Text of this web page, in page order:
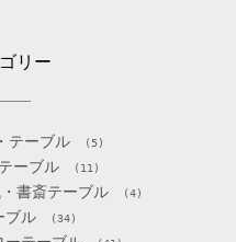
リー
テーブル (5)
ーブル (11)
書斎テーブル (4)
ブル (34)